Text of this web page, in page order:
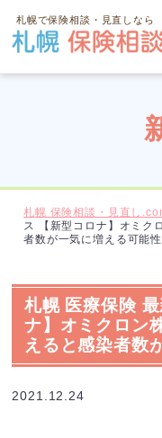
札幌で保険相談・見直しなら
札幌 保険相談・見直し
ス 【新型コロナ】オミク
者数が一気に増える可能性
札幌 医療保険
ナ】オミクロン
えると感染者数
2021.12.24